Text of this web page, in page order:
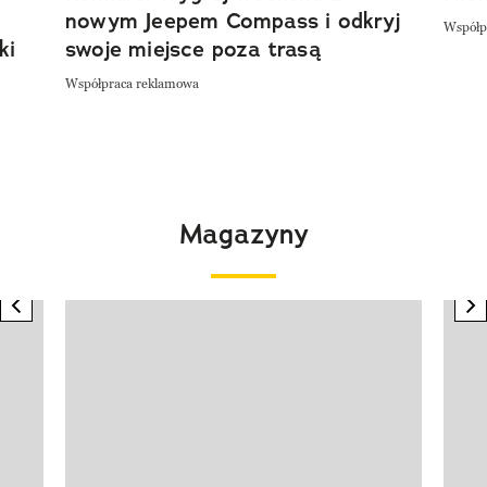
nowym Jeepem Compass i odkryj
swoje miejsce poza trasą
Współpraca reklamowa
Magazyny
previous element